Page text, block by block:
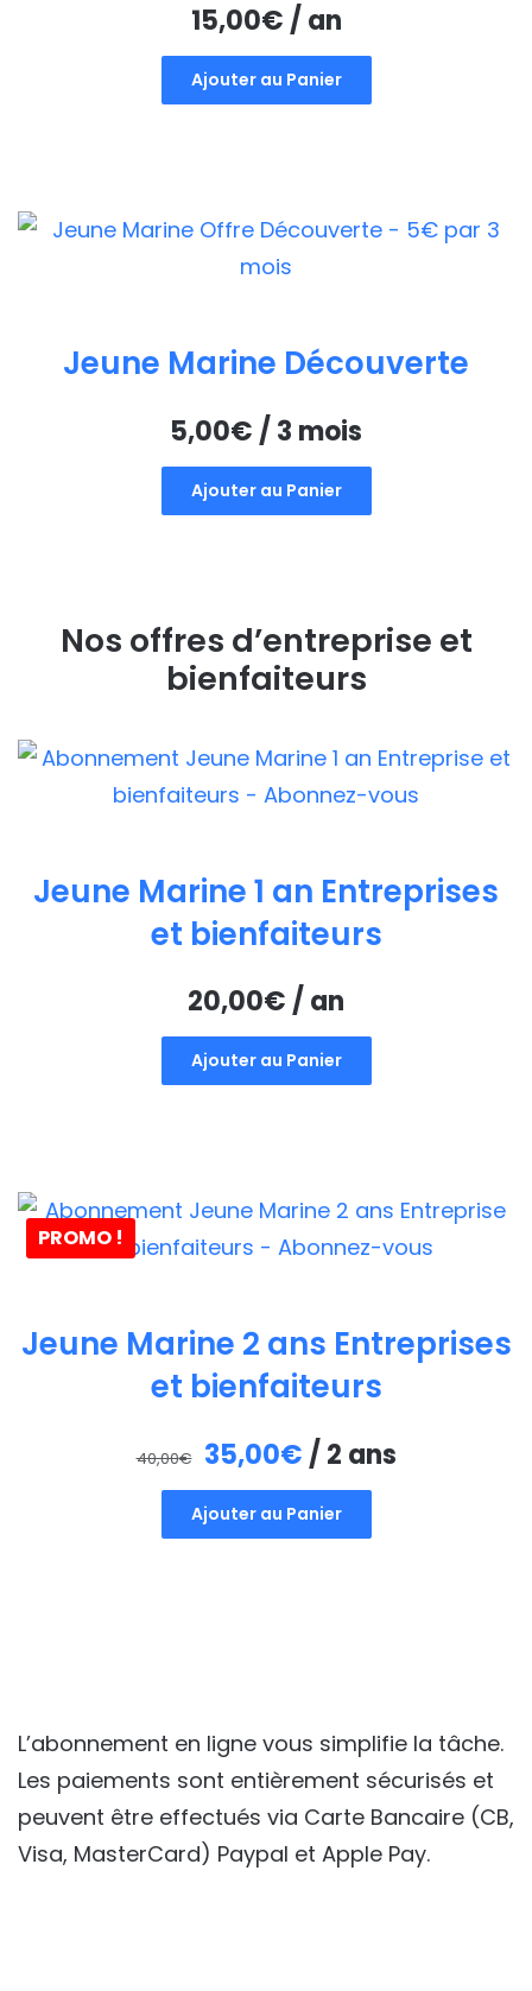
15,00€ / an
Ajouter au Panier
Jeune Marine Découverte
5,00€ / 3 mois
Ajouter au Panier
Nos offres d’entreprise et
bienfaiteurs
Jeune Marine 1 an Entreprises
et bienfaiteurs
20,00€/ an
Ajouter au Panier
PROMO !
Jeune Marine 2 ans Entreprises
et bienfaiteurs
40,00€
Le
prix
initial
35,00€Le
prix
actuel
/ 2 ans
Ajouter au Panier
L’abonnement en ligne vous simplifie la tâche.
Les paiements sont entièrement sécurisés et
peuvent être effectués via Carte Bancaire (CB,
Visa, MasterCard) Paypal et Apple Pay.